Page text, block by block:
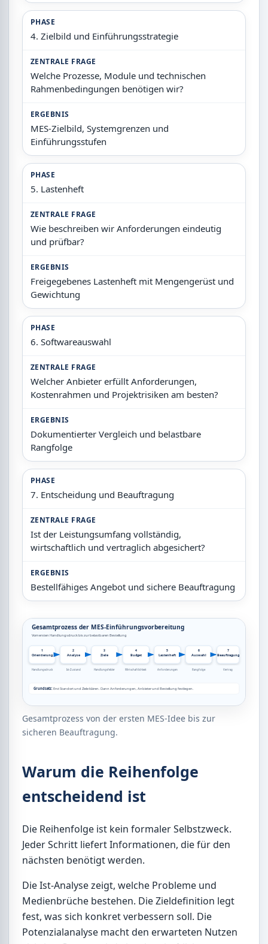
PHASE
4. Zielbild und Einführungsstrategie
ZENTRALE FRAGE
Welche Prozesse, Module und technischen
Rahmenbedingungen benötigen wir?
ERGEBNIS
MES-Zielbild, Systemgrenzen und
Einführungsstufen
PHASE
5. Lastenheft
ZENTRALE FRAGE
Wie beschreiben wir Anforderungen eindeutig
und prüfbar?
ERGEBNIS
Freigegebenes Lastenheft mit Mengengerüst und
Gewichtung
PHASE
6. Softwareauswahl
ZENTRALE FRAGE
Welcher Anbieter erfüllt Anforderungen,
Kostenrahmen und Projektrisiken am besten?
ERGEBNIS
Dokumentierter Vergleich und belastbare
Rangfolge
PHASE
7. Entscheidung und Beauftragung
ZENTRALE FRAGE
Ist der Leistungsumfang vollständig,
wirtschaftlich und vertraglich abgesichert?
ERGEBNIS
Bestellfähiges Angebot und sichere Beauftragung
Gesamtprozess von der ersten MES-Idee bis zur
sicheren Beauftragung.
Warum die Reihenfolge
entscheidend ist
Die Reihenfolge ist kein formaler Selbstzweck.
Jeder Schritt liefert Informationen, die für den
nächsten benötigt werden.
Die Ist-Analyse zeigt, welche Probleme und
Medienbrüche bestehen. Die Zieldefinition legt
fest, was sich konkret verbessern soll. Die
Potenzialanalyse macht den erwarteten Nutzen